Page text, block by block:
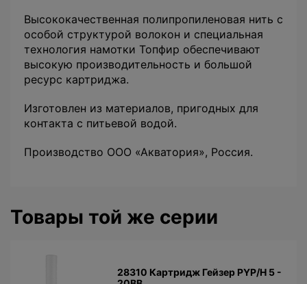
Высококачественная полипропиленовая нить с
особой структурой волокон и специальная
технология намотки Топфир обеспечивают
высокую производительность и большой
ресурс картриджа.
Изготовлен из материалов, пригодных для
контакта с питьевой водой.
Производство ООО «Акватория», Россия.
Товары той же серии
28310 Картридж Гейзер PYP/H 5 -